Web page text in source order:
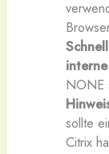
interne
NONE
sollte
Citrix